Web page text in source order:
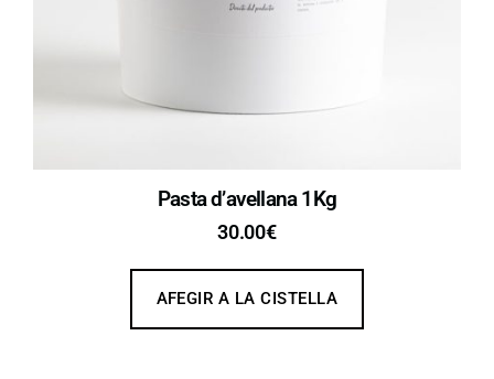
Pasta d’avellana 1Kg
30.00€
AFEGIR A LA CISTELLA